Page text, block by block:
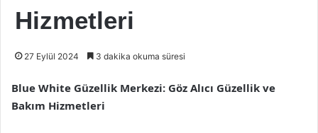
Hizmetleri
27 Eylül 2024 3 dakika okuma süresi
Blue White Güzellik Merkezi: Göz Alıcı Güzellik ve
Bakım Hizmetleri